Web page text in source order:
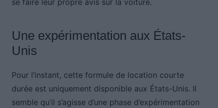
se faire leur propre avis sur la voiture.
Une expérimentation aux États-
Unis
Pour l’instant, cette formule de location courte
durée est uniquement disponible aux États-Unis. Il
semble qu’il s’agisse d’une phase d’expérimentation